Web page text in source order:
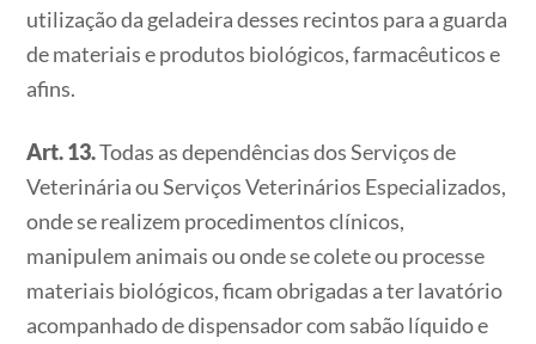
utilização da geladeira desses recintos para a guarda
de materiais e produtos biológicos, farmacêuticos e
afins.
Art. 13.Todas as dependências dos Serviços de
Veterinária ou Serviços Veterinários Especializados,
onde se realizem procedimentos clínicos,
manipulem animais ou onde se colete ou processe
materiais biológicos, ficam obrigadas a ter lavatório
acompanhado de dispensador com sabão líquido e